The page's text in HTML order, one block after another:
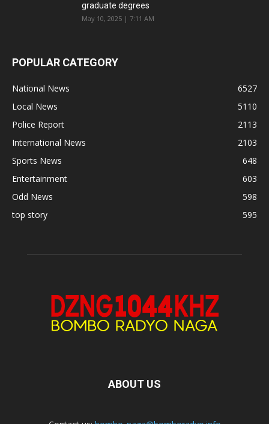
graduate degrees
May 10, 2025 | 7:11 AM
POPULAR CATEGORY
National News
6527
Local News
5110
Police Report
2113
International News
2103
Sports News
648
Entertainment
603
Odd News
598
top story
595
ABOUT US